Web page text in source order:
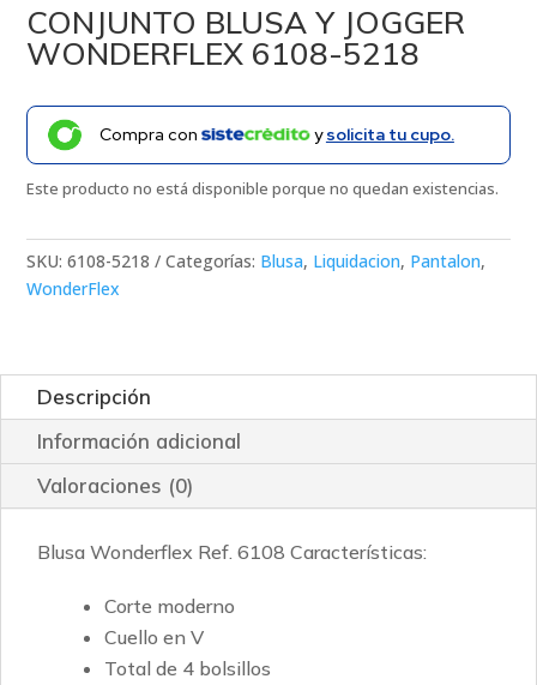
CONJUNTO BLUSA Y JOGGER
WONDERFLEX 6108-5218
Compra con ysolicita tu cupo.
Este producto no está disponible porque no quedan existencias.
SKU:6108-5218 Categorías: Blusa, Liquidacion, Pantalon,
WonderFlex
Descripción
Información adicional
Valoraciones (0)
Blusa Wonderflex Ref. 6108 Características:
Corte moderno
Cuello en V
Total de 4 bolsillos